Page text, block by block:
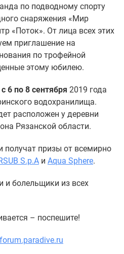
по подводному спорту
снаряжения «Мир
«Поток». От лица всех этих
приглашение на
по трофейной
этому юбилею.
с 6 по 8 сентября 2019 года
водохранилища.
расположен у деревни
Рязанской области.
получат призы от всемирно
S.p.A и Aqua Sphere.
и болельщики из всех
– поспешите!
forum.paradive.ru